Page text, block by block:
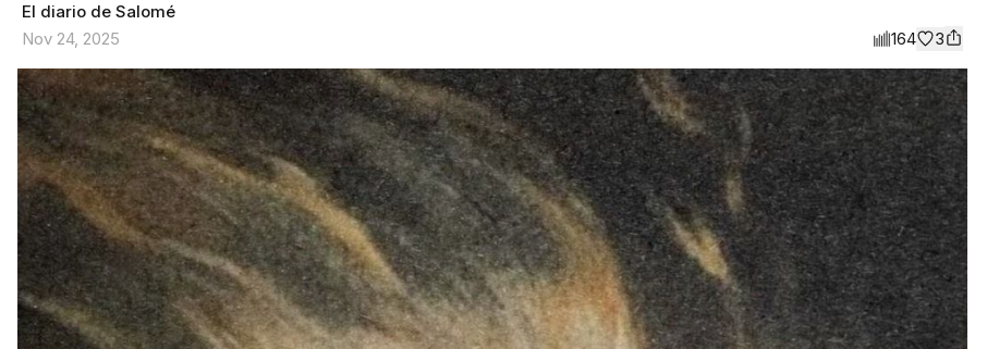
El diario de Salomé
Nov 24, 2025
164 3